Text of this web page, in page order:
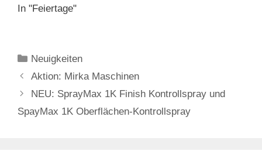
In "Feiertage"
Kategorien
Neuigkeiten
Aktion: Mirka Maschinen
NEU: SprayMax 1K Finish Kontrollspray und
SpayMax 1K Oberflächen-Kontrollspray